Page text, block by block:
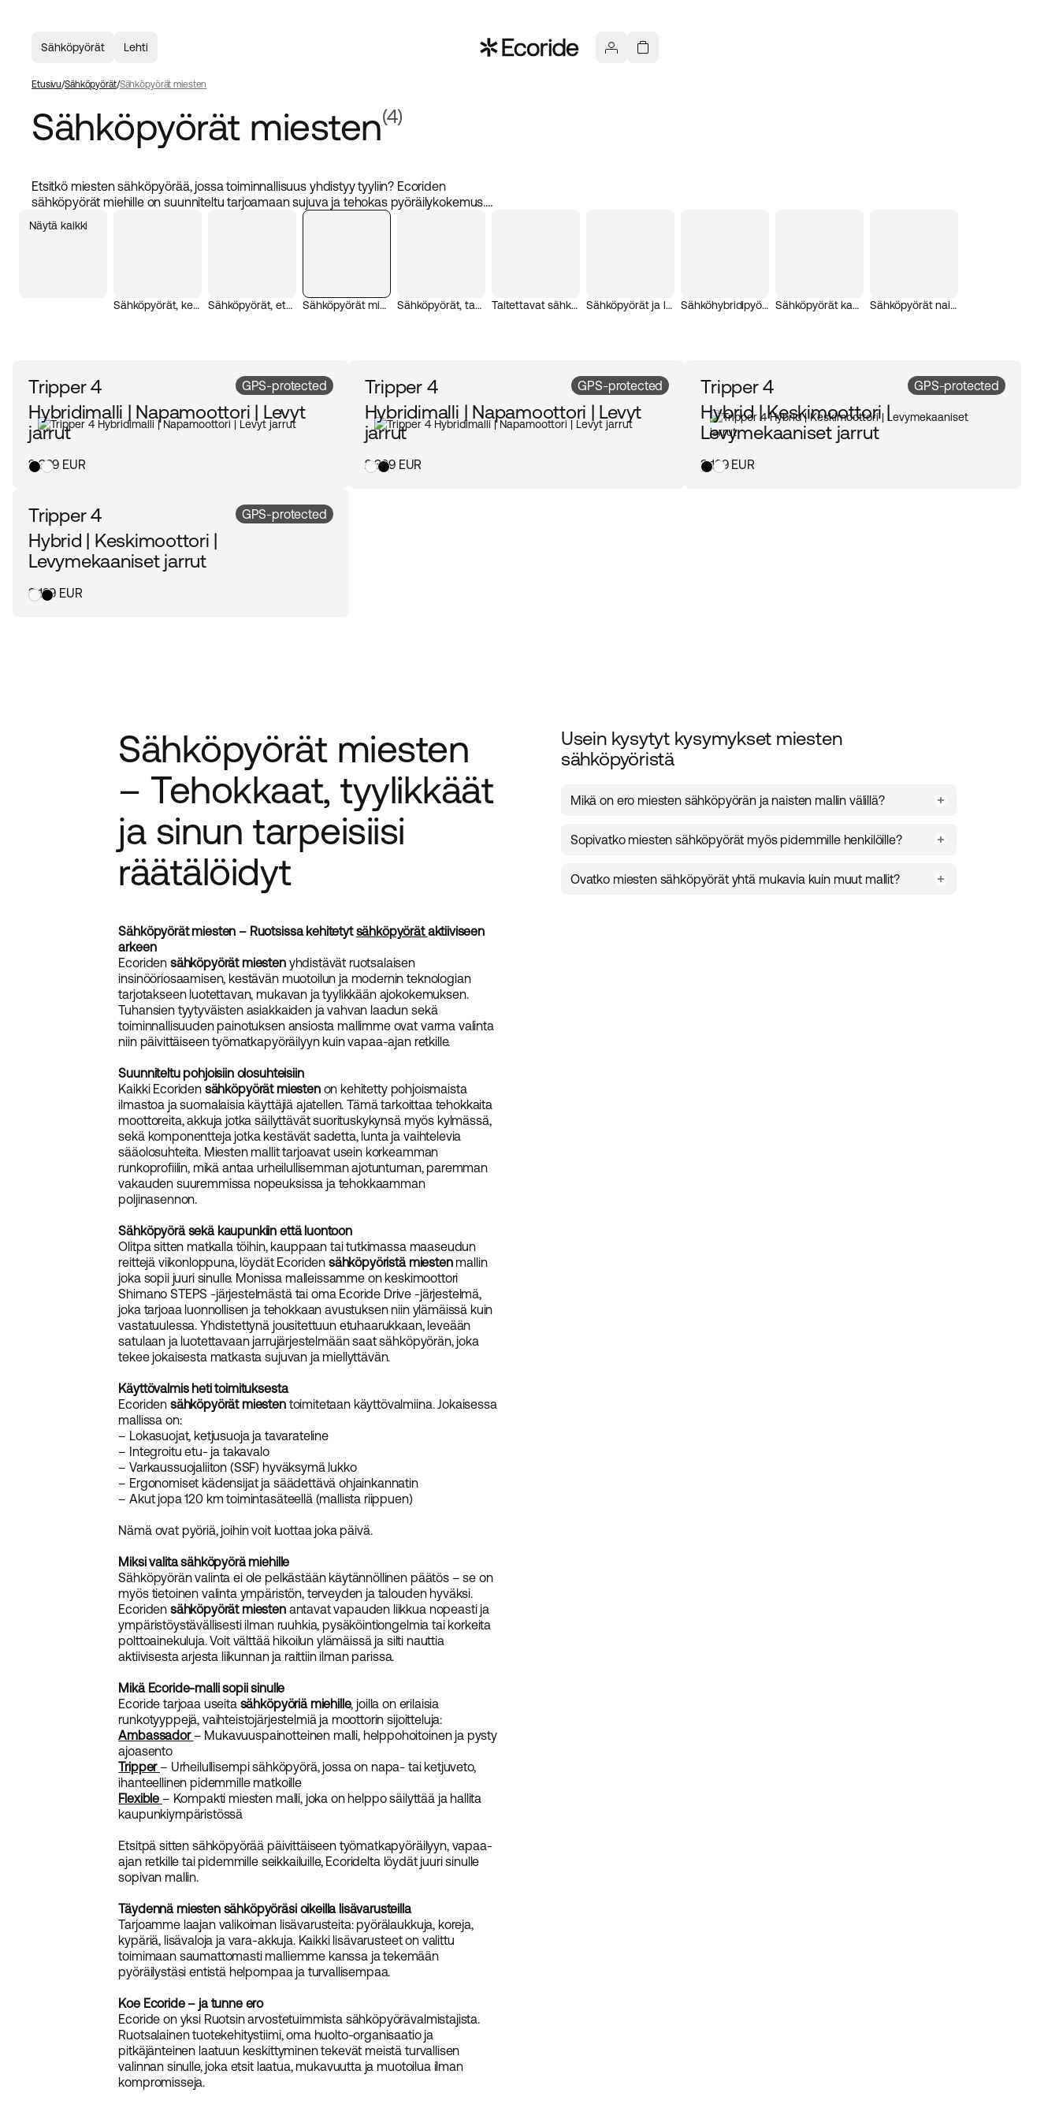
Sähköpyörät Lehti
Etusivu Sähköpyörät Sähköpyörät miesten
Sähköpyörät miesten(4)
Etsitkö miesten sähköpyörää, jossa toiminnallisuus yhdistyy tyyliin? Ecoriden
sähköpyörät miehille on suunniteltu tarjoamaan sujuva ja tehokas pyöräilykokemus.
Mallistomme sisältää hybridisähköpyöriä ja taitettavia sähköpyöriä, jotka sopivat
täydellisesti sekä kaupunkiajoon että pidemmille retkille. Kestävyyteen ja
Näytä kaikki
Sähköpyörät, keskimoottori Sähköpyörät, etumoottori Sähköpyörät miesten Sähköpyörät, takamoottori Taitettavat sähköpyörät Sähköpyörät ja laatikkopyörä Sähköhybridipyörät Sähköpyörät kaupunkiajoon Sähköpyörät naisten
Tripper 4
Hybridimalli | Napamoottori | Levyt
jarrut
2 399 EUR
GPS-protected
Tripper 4
Hybridimalli | Napamoottori | Levyt
jarrut
2 399 EUR
GPS-protected
Tripper 4
Hybrid | Keskimoottori |
Levymekaaniset jarrut
3 199 EUR
GPS-protected
Tripper 4
Hybrid | Keskimoottori |
Levymekaaniset jarrut
3 199 EUR
GPS-protected
Sähköpyörät miesten
– Tehokkaat, tyylikkäät
ja sinun tarpeisiisi
räätälöidyt
Sähköpyörät miesten – Ruotsissa kehitetytsähköpyörätaktiiviseen
arkeen
Ecoriden sähköpyörät miestenyhdistävät ruotsalaisen
insinööriosaamisen, kestävän muotoilun ja modernin teknologian
tarjotakseen luotettavan, mukavan ja tyylikkään ajokokemuksen.
Tuhansien tyytyväisten asiakkaiden ja vahvan laadun sekä
toiminnallisuuden painotuksen ansiosta mallimme ovat varma valinta
niin päivittäiseen työmatkapyöräilyyn kuin vapaa-ajan retkille.
Suunniteltu pohjoisiin olosuhteisiin
Kaikki Ecoriden sähköpyörät miestenon kehitetty pohjoismaista
ilmastoa ja suomalaisia käyttäjiä ajatellen. Tämä tarkoittaa tehokkaita
moottoreita, akkuja jotka säilyttävät suorituskykynsä myös kylmässä,
sekä komponentteja jotka kestävät sadetta, lunta ja vaihtelevia
sääolosuhteita. Miesten mallit tarjoavat usein korkeamman
runkoprofiilin, mikä antaa urheilullisemman ajotuntuman, paremman
vakauden suuremmissa nopeuksissa ja tehokkaamman
poljinasennon.
Sähköpyörä sekä kaupunkiin että luontoon
Olitpa sitten matkalla töihin, kauppaan tai tutkimassa maaseudun
reittejä viikonloppuna, löydät Ecoriden sähköpyöristä miestenmallin
joka sopii juuri sinulle. Monissa malleissamme on keskimoottori
Shimano STEPS -järjestelmästä tai oma Ecoride Drive -järjestelmä,
joka tarjoaa luonnollisen ja tehokkaan avustuksen niin ylämäissä kuin
vastatuulessa. Yhdistettynä jousitettuun etuhaarukkaan, leveään
satulaan ja luotettavaan jarrujärjestelmään saat sähköpyörän, joka
tekee jokaisesta matkasta sujuvan ja miellyttävän.
Käyttövalmis heti toimituksesta
Ecoriden sähköpyörät miestentoimitetaan käyttövalmiina. Jokaisessa
mallissa on:
– Lokasuojat, ketjusuoja ja tavarateline
– Integroitu etu- ja takavalo
– Varkaussuojaliiton (SSF) hyväksymä lukko
– Ergonomiset kädensijat ja säädettävä ohjainkannatin
– Akut jopa 120 km toimintasäteellä (mallista riippuen)
Nämä ovat pyöriä, joihin voit luottaa joka päivä.
Miksi valita sähköpyörä miehille
Sähköpyörän valinta ei ole pelkästään käytännöllinen päätös – se on
myös tietoinen valinta ympäristön, terveyden ja talouden hyväksi.
Ecoriden sähköpyörät miestenantavat vapauden liikkua nopeasti ja
ympäristöystävällisesti ilman ruuhkia, pysäköintiongelmia tai korkeita
polttoainekuluja. Voit välttää hikoilun ylämäissä ja silti nauttia
aktiivisesta arjesta liikunnan ja raittiin ilman parissa.
Mikä Ecoride-malli sopii sinulle
Ecoride tarjoaa useita sähköpyöriä miehille, joilla on erilaisia
runkotyyppejä, vaihteistojärjestelmiä ja moottorin sijoitteluja:
Ambassador – Mukavuuspainotteinen malli, helppohoitoinen ja pysty
ajoasento
Tripper – Urheilullisempi sähköpyörä, jossa on napa- tai ketjuveto,
ihanteellinen pidemmille matkoille
Flexible – Kompakti miesten malli, joka on helppo säilyttää ja hallita
kaupunkiympäristössä
Etsitpä sitten sähköpyörää päivittäiseen työmatkapyöräilyyn, vapaa-
ajan retkille tai pidemmille seikkailuille, Ecoridelta löydät juuri sinulle
sopivan mallin.
Täydennä miesten sähköpyöräsi oikeilla lisävarusteilla
Tarjoamme laajan valikoiman lisävarusteita: pyörälaukkuja, koreja,
kypäriä, lisävaloja ja vara-akkuja. Kaikki lisävarusteet on valittu
toimimaan saumattomasti malliemme kanssa ja tekemään
pyöräilystäsi entistä helpompaa ja turvallisempaa.
Koe Ecoride – ja tunne ero
Ecoride on yksi Ruotsin arvostetuimmista sähköpyörävalmistajista.
Ruotsalainen tuotekehitystiimi, oma huolto-organisaatio ja
pitkäjänteinen laatuun keskittyminen tekevät meistä turvallisen
valinnan sinulle, joka etsit laatua, mukavuutta ja muotoilua ilman
kompromisseja.
Usein kysytyt kysymykset miesten
sähköpyöristä
Mikä on ero miesten sähköpyörän ja naisten mallin välillä?
eteenpäin kallistuneemman ajoasennon paremman tehokkuuden
Sopivatko miesten sähköpyörät myös pidemmille henkilöille?
suunniteltu sopimaan eri pituisille käyttäjille.
Ovatko miesten sähköpyörät yhtä mukavia kuin muut mallit?